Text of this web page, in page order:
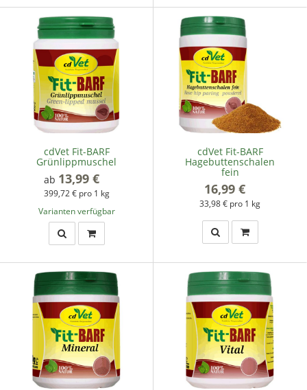
cdVet Fit-BARF
Grünlippmuschel
ab 13,99 €
399,72 € pro 1 kg
Varianten verfügbar
cdVet Fit-BARF
Hagebuttenschalen
fein
16,99 €
33,98 € pro 1 kg